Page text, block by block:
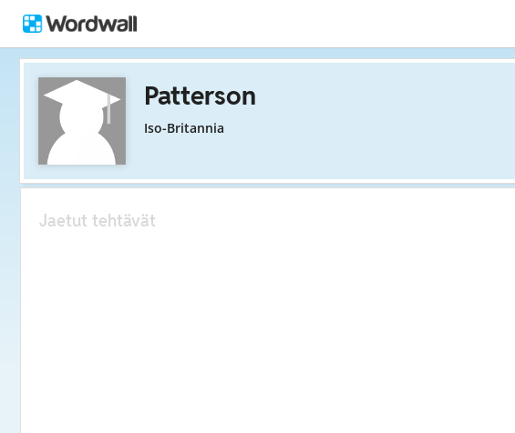
Patterson
Iso-Britannia
Jaetut tehtävät